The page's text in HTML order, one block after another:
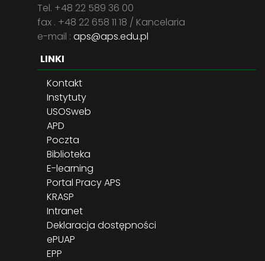
Tel. +48 22 589 36 00
fax . +48 22 658 11 18 / Kancelaria
e-mail : aps@aps.edu.pl
LINKI
Kontakt
Instytuty
USOSweb
APD
Poczta
Biblioteka
E-learning
Portal Pracy APS
KRASP
Intranet
Deklaracja dostępności
ePUAP
EPP